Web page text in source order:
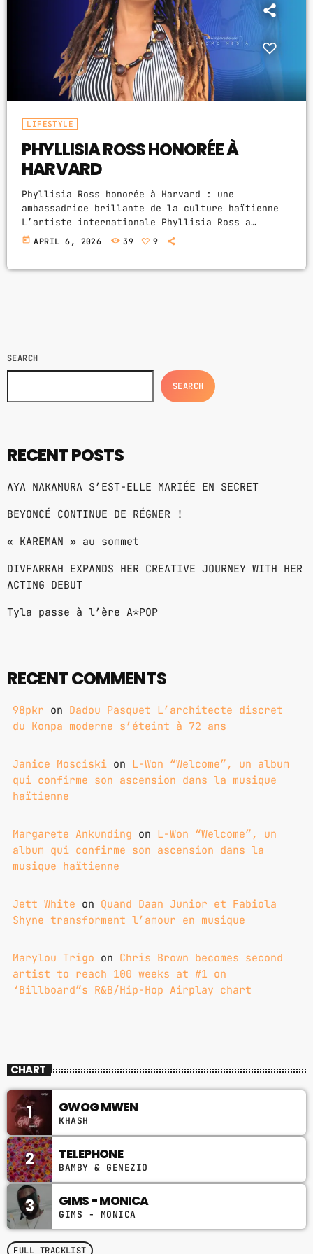
MUSIC NEWS
SCHEDULE
TOP 10
STUDIO
PROMOTE
CONTACTS
FR
GOLDEN HOUR HITS
AFRO BEATS
URBAN TIME
12:00 PM - 3:00 PM
1 GWOG MWEN
KHASH
2 TELEPHONE
GIMS - MONICA
FULL TRACKLIST
LIFESTYLE
PHYLLISIA ROSS HONORÉE À
HARVARD
Phyllisia Ross honorée à Harvard : une
ambassadrice brillante de la culture haïtienne
L’artiste internationale Phyllisia Ross a
récemment été l’invitée d’honneur du Harvard
today APRIL 6, 2026 39 9
SEARCH
SEARCH
RECENT POSTS
AYA NAKAMURA S’EST-ELLE MARIÉE EN SECRET
BEYONCÉ CONTINUE DE RÉGNER !
« KAREMAN » au sommet
DIVFARRAH EXPANDS HER CREATIVE JOURNEY WITH HER
ACTING DEBUT
Tyla passe à l’ère A*POP
RECENT COMMENTS
98pkr on Dadou Pasquet L’architecte discret
du Konpa moderne s’éteint à 72 ans
Janice Mosciski on L-Won “Welcome”, un album
qui confirme son ascension dans la musique
haïtienne
Margarete Ankunding on L-Won “Welcome”, un
album qui confirme son ascension dans la
musique haïtienne
Jett White on Quand Daan Junior et Fabiola
Shyne transforment l’amour en musique
Marylou Trigo on Chris Brown becomes second
artist to reach 100 weeks at #1 on
‘Billboard”s R&B/Hip-Hop Airplay chart
CHART
1 GWOG MWEN
KHASH
2 TELEPHONE
BAMBY & GENEZIO
3 GIMS - MONICA
GIMS - MONICA
FULL TRACKLIST